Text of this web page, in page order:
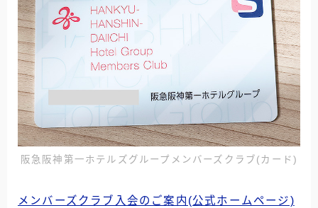
阪急阪神第一ホテルズグループメンバーズクラブ(カード)
メンバーズクラブ入会のご案内(公式ホームページ)